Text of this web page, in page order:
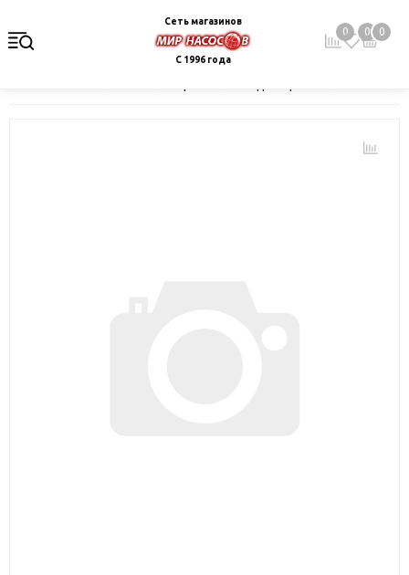
Сеть магазинов
С 1996 года
0 0 0